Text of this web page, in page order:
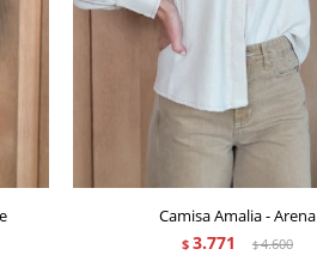
Camisa Amalia - Arena
$ 3.771 $4.600